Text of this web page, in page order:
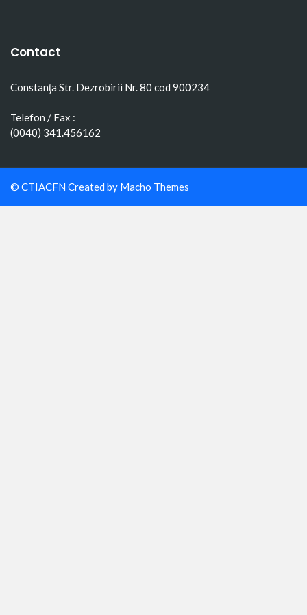
Contact
Constanţa Str. Dezrobirii Nr. 80 cod 900234
Telefon / Fax :
(0040) 341.456162
© CTIACFN Created by Macho Themes